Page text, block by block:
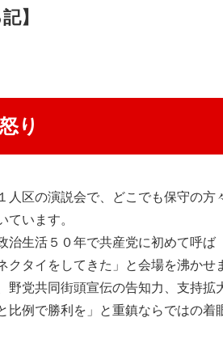
】
り
区の演説会で、どこでも保守の方
ています。
治生活５０年で共産党に初めて呼ば
クタイをしてきた」と会場を沸かせ
野党共同街頭宣伝の告知力、支持拡
比例で勝利を」と重鎮ならではの着